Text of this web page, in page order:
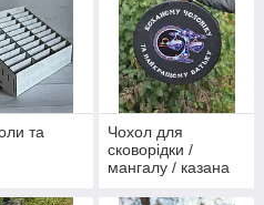
та
Чохол для
сковорідки /
мангалу / казана